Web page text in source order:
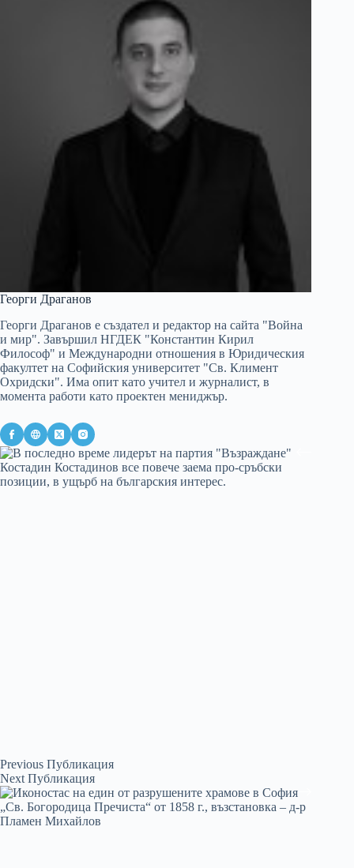
Георги Драганов
Георги Драганов е създател и редактор на сайта "Война
и мир". Завършил НГДЕК "Константин Кирил
Философ" и Международни отношения в Юридическия
факултет на Софийския университет "Св. Климент
Охридски". Има опит като учител и журналист, в
момента работи като проектен мениджър.
Previous Публикация
Next Публикация